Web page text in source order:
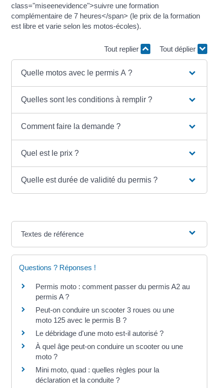
class="miseenevidence">suivre une formation
complémentaire de 7 heures</span> (le prix de la formation
est libre et varie selon les motos-écoles).
Tout replier Tout déplier
Quelle motos avec le permis A ?
Quelles sont les conditions à remplir ?
Comment faire la demande ?
Quel est le prix ?
Quelle est durée de validité du permis ?
Textes de référence
Questions ? Réponses !
Permis moto : comment passer du permis A2 au
permis A ?
Peut-on conduire un scooter 3 roues ou une
moto 125 avec le permis B ?
Le débridage d'une moto est-il autorisé ?
À quel âge peut-on conduire un scooter ou une
moto ?
Mini moto, quad : quelles règles pour la
déclaration et la conduite ?